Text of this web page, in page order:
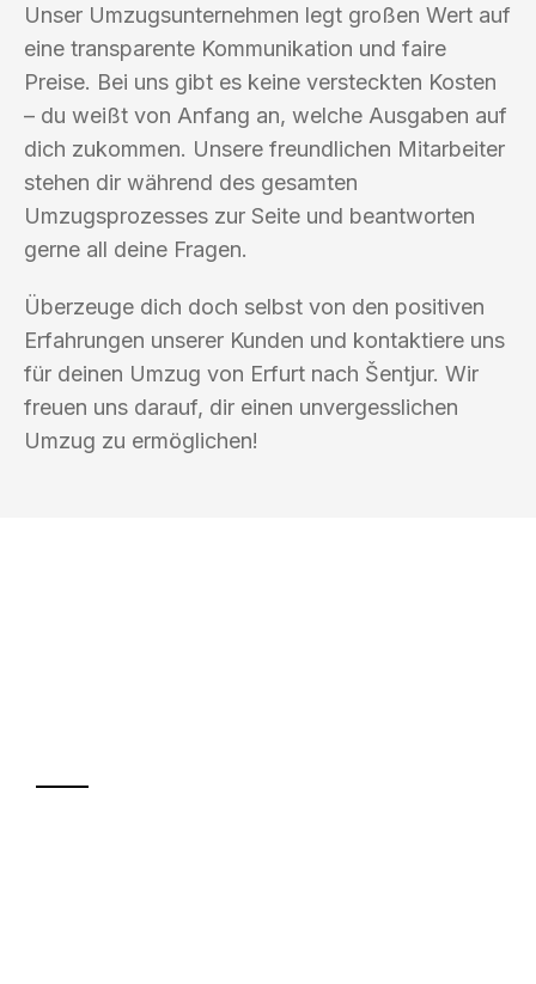
Unser Umzugsunternehmen legt großen Wert auf
eine transparente Kommunikation und faire
Preise. Bei uns gibt es keine versteckten Kosten
– du weißt von Anfang an, welche Ausgaben auf
dich zukommen. Unsere freundlichen Mitarbeiter
stehen dir während des gesamten
Umzugsprozesses zur Seite und beantworten
gerne all deine Fragen.
Überzeuge dich doch selbst von den positiven
Erfahrungen unserer Kunden und kontaktiere uns
für deinen Umzug von Erfurt nach Šentjur. Wir
freuen uns darauf, dir einen unvergesslichen
Umzug zu ermöglichen!